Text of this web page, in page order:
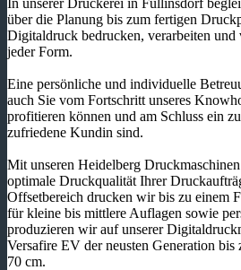
über die Planung bis zum fertigen
Digitaldruck bedrucken, verarbeiten und
jeder Form.
Eine persönliche und individuelle
auch Sie vom Fortschritt unseres
profitieren können und am Schluss ein
zufriedene Kundin sind.
Mit unseren Heidelberg
optimale Druckqualität Ihrer
Offsetbereich drucken wir bis zu einem
für kleine bis mittlere Auflagen sowie
produzieren wir auf unserer
Versafire EV der neusten Generation
70 cm.